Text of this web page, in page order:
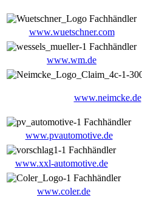
www.wuetschner.com
www.wm.de
www.neimcke.de
www.pvautomotive.de
www.xxl-automotive.de
www.coler.de